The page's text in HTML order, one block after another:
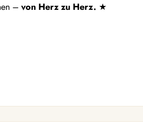
– von Herz zu Herz. ★